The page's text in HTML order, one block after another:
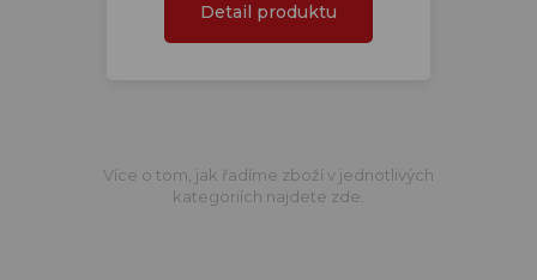
Detail produktu
Více o tom, jak řadíme zboží v jednotlivých
kategoriích najdete zde.